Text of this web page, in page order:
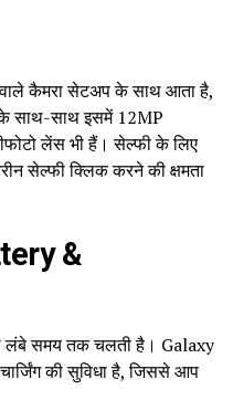
कैमरा सेटअप के साथ आता है,
साथ-साथ इसमें 12MP
लेंस भी हैं। सेल्फी के लिए
सेल्फी क्लिक करने की क्षमता
&
लंबे समय तक चलती है। Galaxy
की सुविधा है, जिससे आप